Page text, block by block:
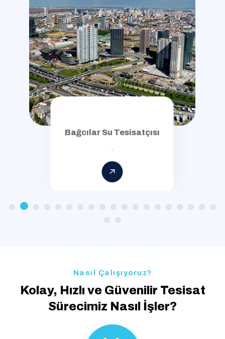
Bağcılar Su Tesisatçısı
Nasıl Çalışıyoruz?
Kolay, Hızlı ve Güvenilir Tesisat
Sürecimiz Nasıl İşler?